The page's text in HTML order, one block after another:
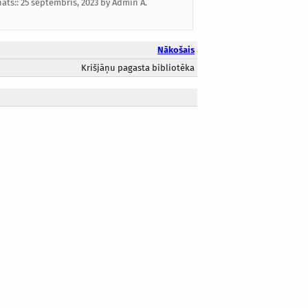
25 septembris, 2023 byAdmin A.
Nākošais
Krišjāņu pagasta bibliotēka